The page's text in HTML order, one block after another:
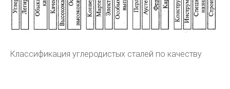
Классификация углеродистых сталей по качеству